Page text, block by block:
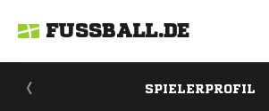
FUSSBALL.DE
SPIELERPROFIL